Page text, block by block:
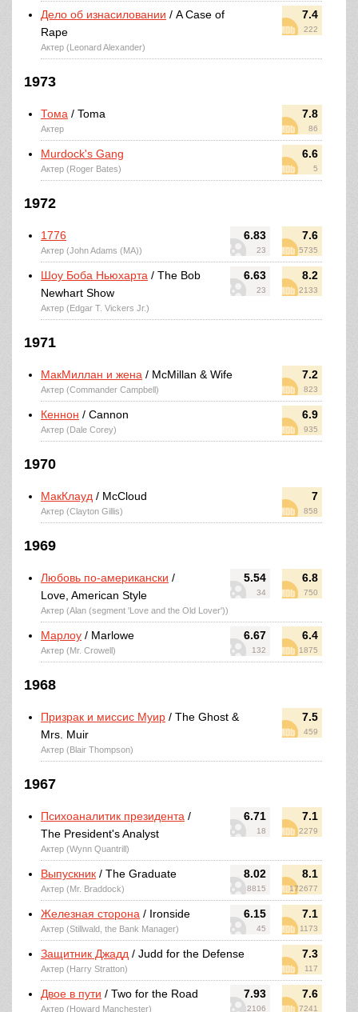
7.4
222
Дело об изнасиловании / A Case of
Rape
Актер (Leonard Alexander)
1973
7.8
86
Тома / Toma
Актер
6.6
5
Murdock's Gang
Актер (Roger Bates)
1972
6.83
23
7.6
5735
1776
Актер (John Adams (MA))
6.63
23
8.2
2133
Шоу Боба Ньюхарта / The Bob
Newhart Show
Актер (Edgar T. Vickers Jr.)
1971
7.2
823
МакМиллан и жена / McMillan & Wife
Актер (Commander Campbell)
6.9
935
Кеннон / Cannon
Актер (Dale Corey)
1970
7
858
МакКлауд / McCloud
Актер (Clayton Gillis)
1969
5.54
34
6.8
750
Любовь по-американски /
Love, American Style
Актер (Alan (segment 'Love and the Old Lover'))
6.67
132
6.4
1875
Марлоу / Marlowe
Актер (Mr. Crowell)
1968
7.5
459
Призрак и миссис Муир / The Ghost &
Mrs. Muir
Актер (Blair Thompson)
1967
6.71
18
7.1
2279
Психоаналитик президента /
The President's Analyst
Актер (Wynn Quantrill)
8.02
8815
8.1
172677
Выпускник / The Graduate
Актер (Mr. Braddock)
6.15
45
7.1
1173
Железная сторона / Ironside
Актер (Stillwald, the Bank Manager)
7.3
117
Защитник Джадд / Judd for the Defense
Актер (Harry Stratton)
7.93
2106
7.6
7241
Двое в пути / Two for the Road
Актер (Howard Manchester)